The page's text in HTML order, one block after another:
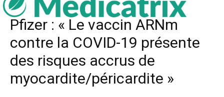
Vaccin Covid de l’autre côté du miroir
Pfizer : « Le vaccin ARNm
contre la COVID-19 présente
des risques accrus de
myocardite/péricardite »